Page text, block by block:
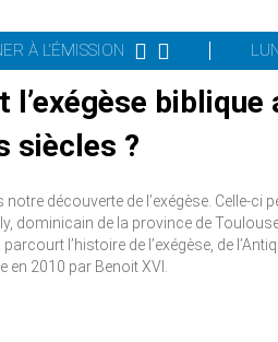
À L'ÉMISSION
l’exégèse
siècles ?
découverte de l’exégèse. Celle-ci
dominicain de la province de
parcourt l’histoire de l’exégèse, de
en 2010 par Benoit XVI.